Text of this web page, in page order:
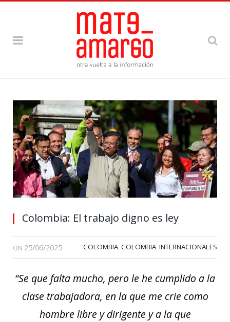
Colombia: El trabajo digno es ley
ON 25/06/2025 COLOMBIA, COLOMBIA, INTERNACIONALES
“Se que falta mucho, pero le he cumplido a la
clase trabajadora, en la que me crie como
hombre libre y dirigente y a la que